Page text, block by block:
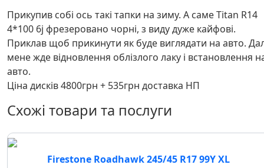
Прикупив собі ось такі тапки на зиму. А саме Titan R14
4*100 6j фрезеровано чорні, з виду дуже кайфові.
Приклав щоб прикинути як буде виглядати на авто.
мене жде відновлення облізлого лаку і встановлення
авто.
Ціна дисків 4800грн + 535грн доставка НП
Схожі товари та послуги
Firestone Roadhawk 245/45 R17 99Y XL